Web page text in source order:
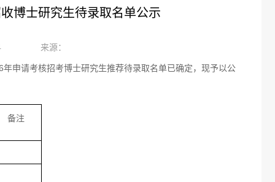
博士研究生待录取名单公示
来源：
申请考核招考博士研究生推荐待录取名单已确定，现予以公
备注